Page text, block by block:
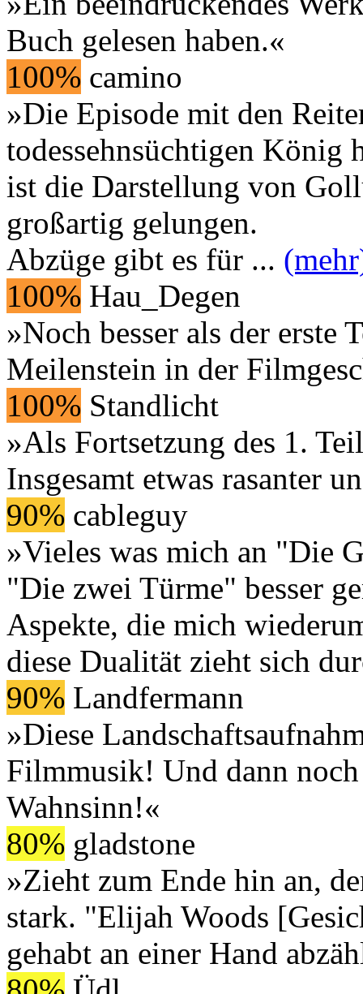
Buch gelesen haben.«
100% camino
»Die Episode mit den
todessehnsüchtigen König
ist die Darstellung von
großartig gelungen.
Abzüge gibt es für ...
100% Hau_Degen
»Noch besser als der erste
Meilenstein in der
100% Standlicht
»Als Fortsetzung des 1.
Insgesamt etwas rasanter
90% cableguy
»Vieles was mich an "Die
"Die zwei Türme" besser
Aspekte, die mich
diese Dualität zieht sich
90% Landfermann
»Diese
Filmmusik! Und dann
Wahnsinn!«
80% gladstone
»Zieht zum Ende hin an,
stark. "Elijah Woods
gehabt an einer Hand